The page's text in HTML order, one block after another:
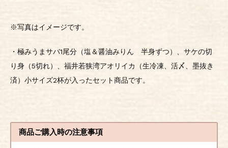
※写真はイメージです。
・極みうまサバ1尾分（塩＆醤油みりん 半身ずつ）、サケの切
り身（5切れ）、福井若狭湾アオリイカ（生冷凍、活〆、墨抜き
済）小サイズ2杯が入ったセット商品です。
商品ご購入時の注意事項